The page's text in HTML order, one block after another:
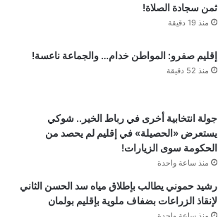
ثمن سجادة الصلاة!
منذ 19 دقيقة
إقليم صفرو: المواطن خدام… والجماعة ناعسة!
منذ 52 دقيقة
جولة انتخابية أخرى في رباط الخير.. شوكي
يستعرض «الحصيلة» في إقليم لم يحصد من
الحكومة سوى الزيارات!
منذ ساعة واحدة
رشيد حموني يطالب بإطلاق مياه سد الحسن الثاني
لإنقاذ الزراعات بضفاف ملوية بإقليم بولمان